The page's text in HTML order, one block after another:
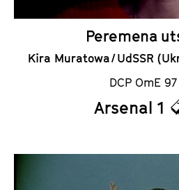
Peremena
Kira Muratowa / UdSSR
DCP OmE
Arsenal 1